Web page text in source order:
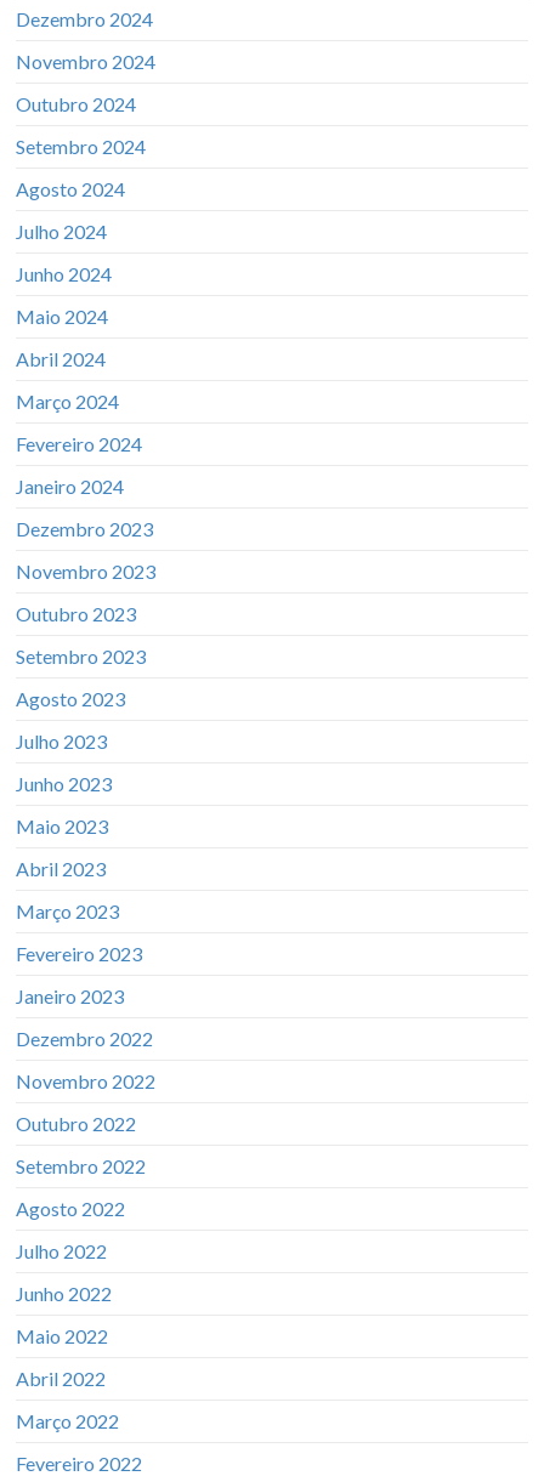
Dezembro 2024
Novembro 2024
Outubro 2024
Setembro 2024
Agosto 2024
Julho 2024
Junho 2024
Maio 2024
Abril 2024
Março 2024
Fevereiro 2024
Janeiro 2024
Dezembro 2023
Novembro 2023
Outubro 2023
Setembro 2023
Agosto 2023
Julho 2023
Junho 2023
Maio 2023
Abril 2023
Março 2023
Fevereiro 2023
Janeiro 2023
Dezembro 2022
Novembro 2022
Outubro 2022
Setembro 2022
Agosto 2022
Julho 2022
Junho 2022
Maio 2022
Abril 2022
Março 2022
Fevereiro 2022